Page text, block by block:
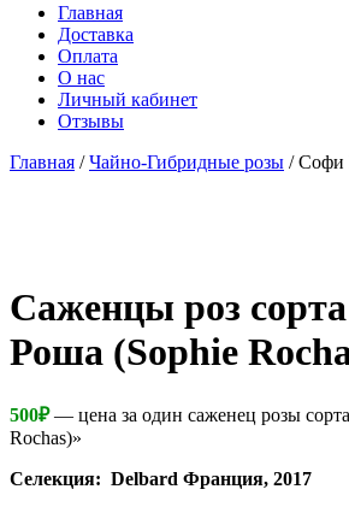
Главная
Доставка
Оплата
О нас
Личный кабинет
Отзывы
Главная /Чайно-Гибридные розы / Софи
Cаженцы роз
Роша (Sophie
500₽— цена за один саженец розы
Rochas)»
Селекция: Delbard Франция, 2017